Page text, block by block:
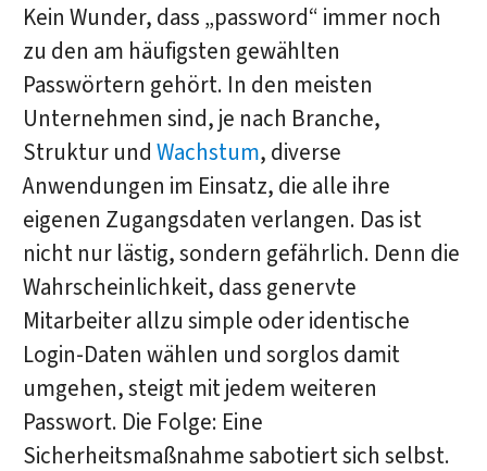
Kein Wunder, dass „password“ immer noch
zu den am häufigsten gewählten
Passwörtern gehört. In den meisten
Unternehmen sind, je nach Branche,
Struktur und Wachstum, diverse
Anwendungen im Einsatz, die alle ihre
eigenen Zugangsdaten verlangen. Das ist
nicht nur lästig, sondern gefährlich. Denn die
Wahrscheinlichkeit, dass genervte
Mitarbeiter allzu simple oder identische
Login-Daten wählen und sorglos damit
umgehen, steigt mit jedem weiteren
Passwort. Die Folge: Eine
Sicherheitsmaßnahme sabotiert sich selbst.